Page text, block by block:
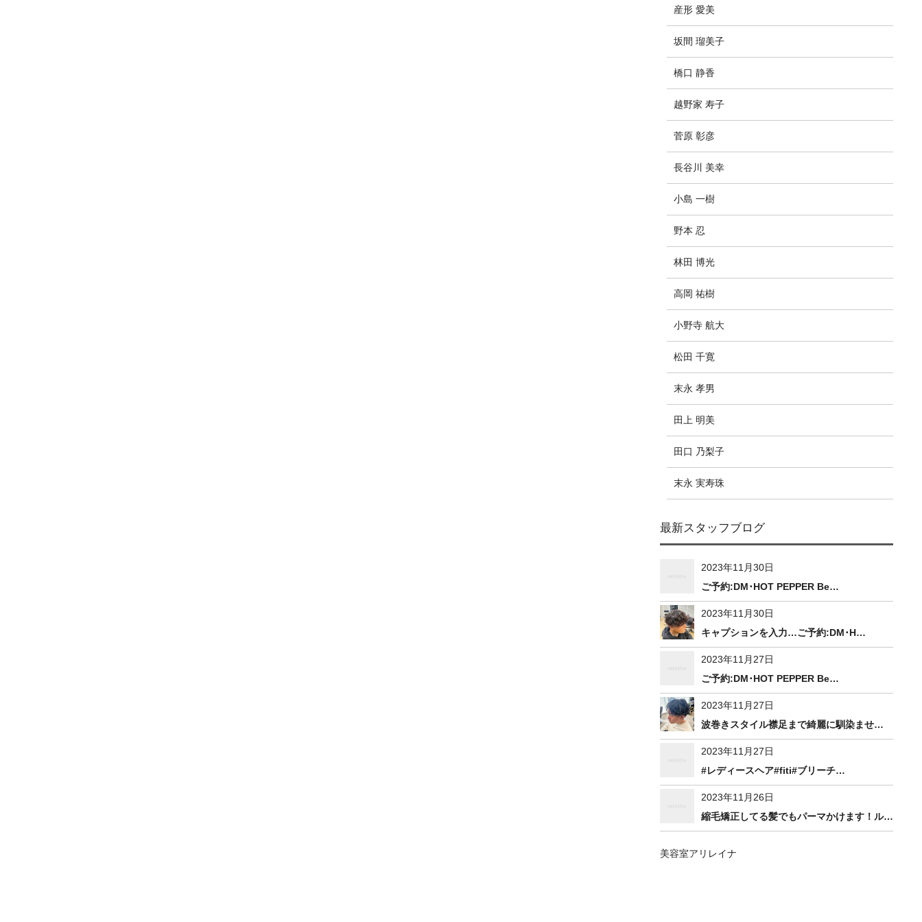
産形 愛美
坂間 瑠美子
橋口 静香
越野家 寿子
菅原 彰彦
長谷川 美幸
小島 一樹
野本 忍
林田 博光
高岡 祐樹
小野寺 航大
松田 千寛
末永 孝男
田上 明美
田口 乃梨子
末永 実寿珠
最新スタッフブログ
2023年11月30日
ご予約:DM･HOT PEPPER Be…
2023年11月30日
キャプションを入力…ご予約:DM･H…
2023年11月27日
ご予約:DM･HOT PEPPER Be…
2023年11月27日
波巻きスタイル襟足まで綺麗に馴染ませ…
2023年11月27日
#レディースヘア#fiti#ブリーチ…
2023年11月26日
縮毛矯正してる髪でもパーマかけます！ル…
美容室アリレイナ